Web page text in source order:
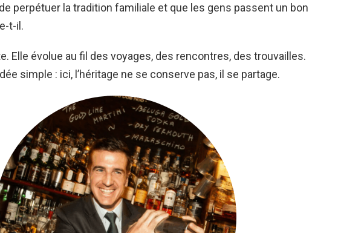
de perpétuer la tradition familiale et que les gens passent un bon
t-il.
Elle évolue au fil des voyages, des rencontres, des trouvailles.
simple : ici, l’héritage ne se conserve pas, il se partage.